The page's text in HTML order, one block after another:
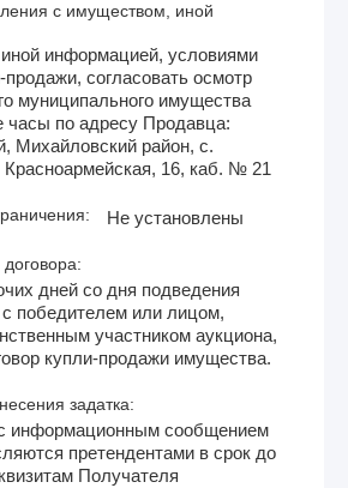
с имуществом, иной
информацией, условиями
продажи, согласовать осмотр
муниципального имущества
часы по адресу Продавца:
Михайловский район, с.
16, каб. № 21
Не установлены
дней со дня подведения
с победителем или лицом,
участником аукциона,
купли-продажи имущества.
задатка:
с информационным сообщением
претендентами в срок до
Получателя